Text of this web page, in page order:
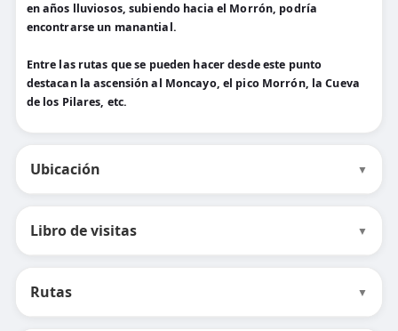
en años lluviosos, subiendo hacia el Morrón, podría
encontrarse un manantial.
Entre las rutas que se pueden hacer desde este punto
destacan la ascensión al Moncayo, el pico Morrón, la Cueva
de los Pilares, etc.
Ubicación ▼
Libro de visitas ▼
Rutas ▼